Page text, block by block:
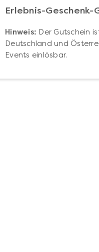
Erlebnis-Geschenk-
Hinweis: Der Gutschein
Deutschland und
Events einlösbar.